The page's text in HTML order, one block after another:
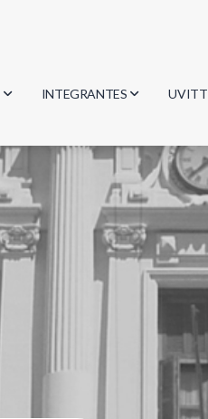
INTEGRANTES
Investigadores
Estudiantes
Egresados
UVITT